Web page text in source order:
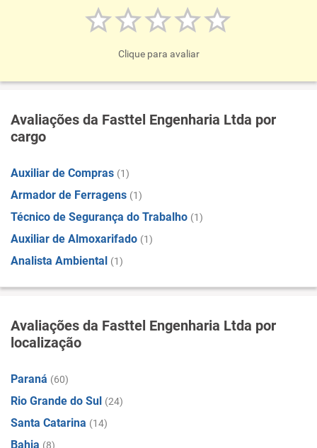
Clique para avaliar
Avaliações da Fasttel Engenharia Ltda por
cargo
Auxiliar de Compras (1)
Armador de Ferragens (1)
Técnico de Segurança do Trabalho (1)
Auxiliar de Almoxarifado (1)
Analista Ambiental (1)
Avaliações da Fasttel Engenharia Ltda por
localização
Paraná (60)
Rio Grande do Sul (24)
Santa Catarina (14)
Bahia (8)